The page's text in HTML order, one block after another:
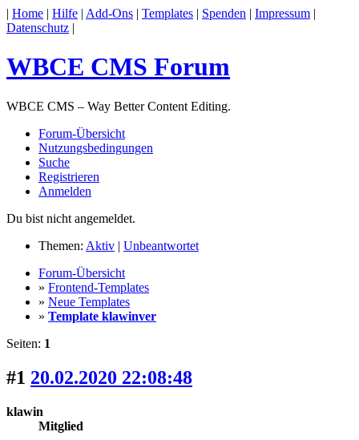
| Home | Hilfe | Add-Ons | Templates | Spenden | Impressum |
Datenschutz |
WBCE CMS Forum
WBCE CMS – Way Better Content Editing.
Forum-Übersicht
Nutzungsbedingungen
Suche
Registrieren
Anmelden
Du bist nicht angemeldet.
Themen: Aktiv | Unbeantwortet
Forum-Übersicht
» Frontend-Templates
» Neue Templates
» Template klawinver
Seiten: 1
#1 20.02.2020 22:08:48
klawin
Mitglied